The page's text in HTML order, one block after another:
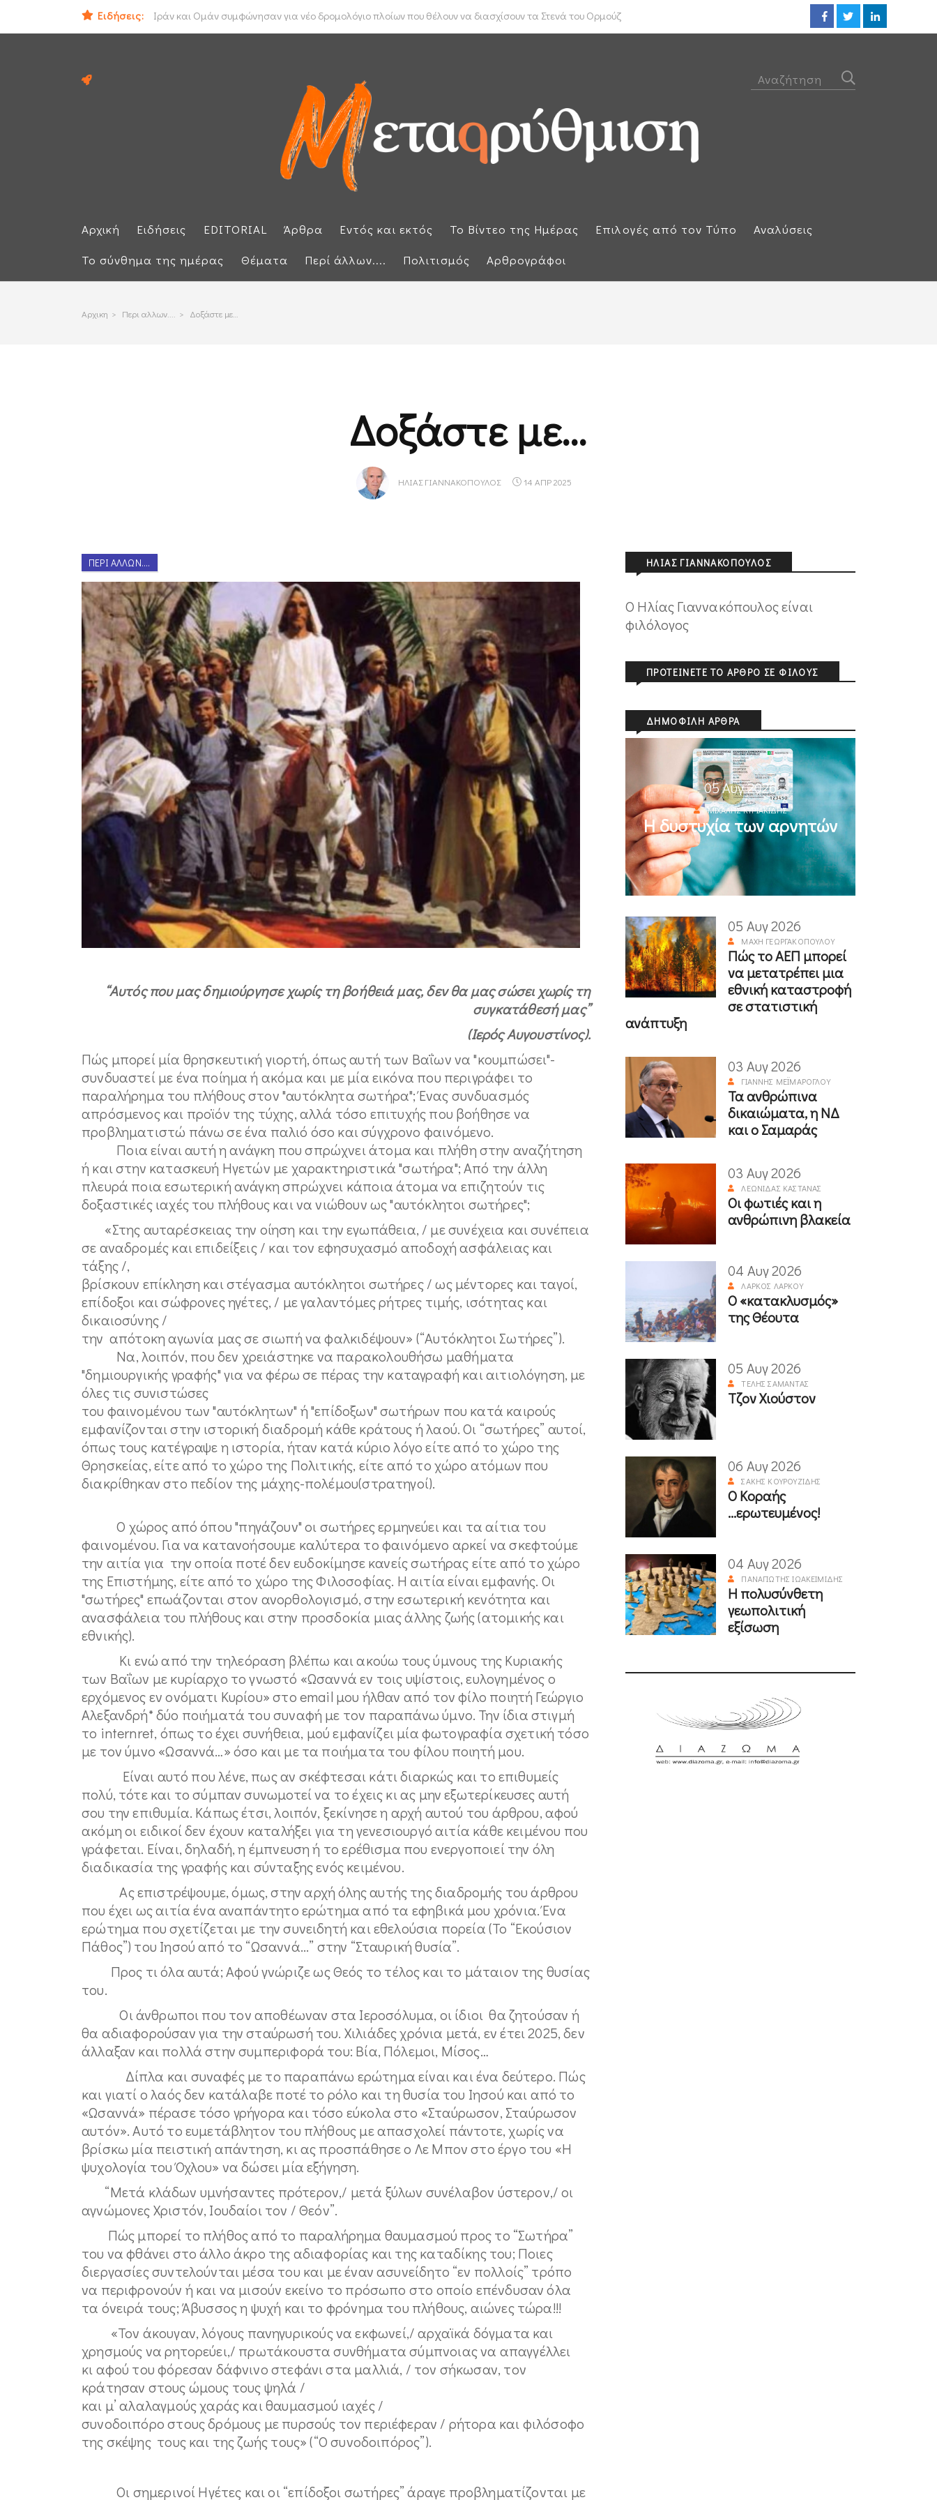
Ειδήσεις:
Ιράν και Ομάν συμφώνησαν για νέο δρομολόγιο πλοίων που θέλουν να διασχίσουν τα Στενά του Ορμούζ
Ηλεκτρική διασύνδεση Ελλάδας - Κύπρου: «Έπεσαν» οι υπογραφές με τον γαλλικό κολοσσό Meridiam ΕΕ: Αλληλεγγύη στην
Αρχική Ειδήσεις EDITORIAL Άρθρα Εντός και εκτός Το Βίντεο της Ημέρας Επιλογές από τον Τύπο
Αναλύσεις
Το σύνθημα της ημέρας
Θέματα Περί άλλων.... Πολιτισμός Αρθρογράφοι
Αρχικη > Περι αλλων.... > Δοξάστε με…
Δοξάστε με…
ΗΛΊΑΣ ΓΙΑΝΝΑΚΌΠΟΥΛΟΣ 14 ΑΠΡ 2025
ΠΕΡΊ ΆΛΛΩΝ....
“Αυτός που μας δημιούργησε χωρίς τη βοήθειά μας, δεν θα μας σώσει χωρίς τη
συγκατάθεσή μας”
(Ιερός Αυγουστίνος).
Πώς μπορεί μία θρησκευτική γιορτή, όπως αυτή των Βαΐων να "κουμπώσει"-
συνδυαστεί με ένα ποίημα ή ακόμα και με μία εικόνα που περιγράφει το
παραλήρημα του πλήθους στον "αυτόκλητα σωτήρα"; Ένας συνδυασμός
απρόσμενος και προϊόν της τύχης, αλλά τόσο επιτυχής που βοήθησε να
προβληματιστώ πάνω σε ένα παλιό όσο και σύγχρονο φαινόμενο.
Ποια είναι αυτή η ανάγκη που σπρώχνει άτομα και πλήθη στην αναζήτηση
ή και στην κατασκευή Ηγετών με χαρακτηριστικά "σωτήρα"; Από την άλλη
πλευρά ποια εσωτερική ανάγκη σπρώχνει κάποια άτομα να επιζητούν τις
δοξαστικές ιαχές του πλήθους και να νιώθουν ως "αυτόκλητοι σωτήρες";
«Στης αυταρέσκειας την οίηση και την εγωπάθεια, / με συνέχεια και συνέπεια
σε αναδρομές και επιδείξεις / και τον εφησυχασμό αποδοχή ασφάλειας και
τάξης /,
βρίσκουν επίκληση και στέγασμα αυτόκλητοι σωτήρες / ως μέντορες και ταγοί,
επίδοξοι και σώφρονες ηγέτες, / με γαλαντόμες ρήτρες τιμής, ισότητας και
δικαιοσύνης /
την απότοκη αγωνία μας σε σιωπή να φαλκιδέψουν» (“Αυτόκλητοι Σωτήρες”).
Να, λοιπόν, που δεν χρειάστηκε να παρακολουθήσω μαθήματα
"δημιουργικής γραφής" για να φέρω σε πέρας την καταγραφή και αιτιολόγηση, με
όλες τις συνιστώσες
του φαινομένου των "αυτόκλητων" ή "επίδοξων" σωτήρων που κατά καιρούς
εμφανίζονται στην ιστορική διαδρομή κάθε κράτους ή λαού. Οι “σωτήρες” αυτοί,
όπως τους κατέγραψε η ιστορία, ήταν κατά κύριο λόγο είτε από το χώρο της
Θρησκείας, είτε από το χώρο της Πολιτικής, είτε από το χώρο ατόμων που
διακρίθηκαν στο πεδίον της μάχης-πολέμου(στρατηγοί).
Ο χώρος από όπου "πηγάζουν" οι σωτήρες ερμηνεύει και τα αίτια του
φαινομένου. Για να κατανοήσουμε καλύτερα το φαινόμενο αρκεί να σκεφτούμε
την αιτία για την οποία ποτέ δεν ευδοκίμησε κανείς σωτήρας είτε από το χώρο
της Επιστήμης, είτε από το χώρο της Φιλοσοφίας. Η αιτία είναι εμφανής. Οι
"σωτήρες" επωάζονται στον ανορθολογισμό, στην εσωτερική κενότητα και
ανασφάλεια του πλήθους και στην προσδοκία μιας άλλης ζωής (ατομικής και
εθνικής).
Kι ενώ από την τηλεόραση βλέπω και ακούω τους ύμνους της Κυριακής
των Βαΐων με κυρίαρχο το γνωστό «Ωσαννά εν τοις υψίστοις, ευλογημένος ο
ερχόμενος εν ονόματι Κυρίου» στο email μου ήλθαν από τον φίλο ποιητή Γεώργιο
Αλεξανδρή* δύο ποιήματά του συναφή με τον παραπάνω ύμνο. Την ίδια στιγμή
το internret, όπως το έχει συνήθεια, μού εμφανίζει μία φωτογραφία σχετική τόσο
με τον ύμνο «Ωσαννά…» όσο και με τα ποιήματα του φίλου ποιητή μου.
Είναι αυτό που λένε, πως αν σκέφτεσαι κάτι διαρκώς και το επιθυμείς
πολύ, τότε και το σύμπαν συνωμοτεί να το έχεις κι ας μην εξωτερίκευσες αυτή
σου την επιθυμία. Κάπως έτσι, λοιπόν, ξεκίνησε η αρχή αυτού του άρθρου, αφού
ακόμη οι ειδικοί δεν έχουν καταλήξει για τη γενεσιουργό αιτία κάθε κειμένου που
γράφεται. Είναι, δηλαδή, η έμπνευση ή το ερέθισμα που ενεργοποιεί την όλη
διαδικασία της γραφής και σύνταξης ενός κειμένου.
Ας επιστρέψουμε, όμως, στην αρχή όλης αυτής της διαδρομής του άρθρου
που έχει ως αιτία ένα αναπάντητο ερώτημα από τα εφηβικά μου χρόνια. Ένα
ερώτημα που σχετίζεται με την συνειδητή και εθελούσια πορεία (Το “Εκούσιον
Πάθος”) του Ιησού από το “Ωσαννά...” στην “Σταυρική θυσία”.
Προς τι όλα αυτά; Αφού γνώριζε ως Θεός το τέλος και το μάταιον της θυσίας
του.
Οι άνθρωποι που τον αποθέωναν στα Ιεροσόλυμα, οι ίδιοι θα ζητούσαν ή
θα αδιαφορούσαν για την σταύρωσή του. Χιλιάδες χρόνια μετά, εν έτει 2025, δεν
άλλαξαν και πολλά στην συμπεριφορά του: Βία, Πόλεμοι, Μίσος…
Δίπλα και συναφές με το παραπάνω ερώτημα είναι και ένα δεύτερο. Πώς
και γιατί ο λαός δεν κατάλαβε ποτέ το ρόλο και τη θυσία του Ιησού και από το
«Ωσαννά» πέρασε τόσο γρήγορα και τόσο εύκολα στο «Σταύρωσον, Σταύρωσον
αυτόν». Αυτό το ευμετάβλητον του πλήθους με απασχολεί πάντοτε, χωρίς να
βρίσκω μία πειστική απάντηση, κι ας προσπάθησε ο Λε Μπον στο έργο του «Η
ψυχολογία του Όχλου» να δώσει μία εξήγηση.
“Μετά κλάδων υμνήσαντες πρότερον,/ μετά ξύλων συνέλαβον ύστερον,/ οι
αγνώμονες Χριστόν, Ιουδαίοι τον / Θεόν”.
Πώς μπορεί το πλήθος από το παραλήρημα θαυμασμού προς το “Σωτήρα”
του να φθάνει στο άλλο άκρο της αδιαφορίας και της καταδίκης του; Ποιες
διεργασίες συντελούνται μέσα του και με έναν ασυνείδητο “εν πολλοίς” τρόπο
να περιφρονούν ή και να μισούν εκείνο το πρόσωπο στο οποίο επένδυσαν όλα
τα όνειρά τους; Άβυσσος η ψυχή και το φρόνημα του πλήθους, αιώνες τώρα!!!
«Τον άκουγαν, λόγους πανηγυρικούς να εκφωνεί,/ αρχαϊκά δόγματα και
χρησμούς να ρητορεύει,/ πρωτάκουστα συνθήματα σύμπνοιας να απαγγέλλει
κι αφού του φόρεσαν δάφνινο στεφάνι στα μαλλιά, / τον σήκωσαν, τον
κράτησαν στους ώμους τους ψηλά /
και μ’ αλαλαγμούς χαράς και θαυμασμού ιαχές /
συνοδοιπόρο στους δρόμους με πυρσούς τον περιέφεραν / ρήτορα και φιλόσοφο
της σκέψης τους και της ζωής τους» (“Ο συνοδοιπόρος”).
Οι σημερινοί Ηγέτες και οι “επίδοξοι σωτήρες” άραγε προβληματίζονται με
ΗΛΊΑΣ ΓΙΑΝΝΑΚΌΠΟΥΛΟΣ
O Ηλίας Γιαννακόπουλος είναι
φιλόλογος
ΠΡΟΤΕΊΝΕΤΕ ΤΟ ΆΡΘΡΟ ΣΕ ΦΊΛΟΥΣ
ΔΗΜΟΦΙΛΉ ΆΡΘΡΑ
05 Αυγ 2026
ΜΙΧΆΛΗΣ ΚΥΡΙΑΚΊΔΗΣ
Η δυστυχία των αρνητών
05 Αυγ 2026
ΜΆΧΗ ΓΕΩΡΓΑΚΟΠΟΎΛΟΥ
Πώς το ΑΕΠ μπορεί
να μετατρέπει μια
εθνική καταστροφή
σε στατιστική
ανάπτυξη
03 Αυγ 2026
ΓΙΆΝΝΗΣ ΜΕΪΜΆΡΟΓΛΟΥ
Τα ανθρώπινα
δικαιώματα, η ΝΔ
και ο Σαμαράς
03 Αυγ 2026
ΛΕΩΝΊΔΑΣ ΚΑΣΤΑΝΆΣ
Οι φωτιές και η
ανθρώπινη βλακεία
04 Αυγ 2026
ΛΆΡΚΟΣ ΛΆΡΚΟΥ
Ο «κατακλυσμός»
της Θέουτα
05 Αυγ 2026
ΤΈΛΗΣ ΣΑΜΑΝΤΆΣ
Τζον Χιούστον
06 Αυγ 2026
ΣΆΚΗΣ ΚΟΥΡΟΥΖΊΔΗΣ
Ο Κοραής
...ερωτευμένος!
04 Αυγ 2026
ΠΑΝΑΓΙΏΤΗΣ ΙΩΑΚΕΙΜΊΔΗΣ
Η πολυσύνθετη
γεωπολιτική
εξίσωση